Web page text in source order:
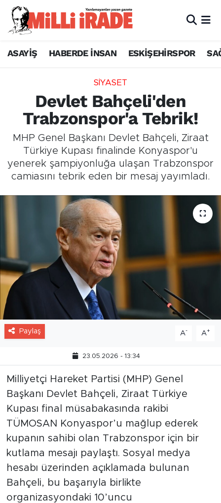
ASAYİŞ HABERDE İNSAN ESKİŞEHİRSPOR
SİYASET
Devlet Bahçeli'den
Trabzonspor'a Tebrik!
MHP Genel Başkanı Devlet Bahçeli, Ziraat
Türkiye Kupası finalinde Konyaspor'u
yenerek şampiyonluğa ulaşan Trabzonspor
camiasını tebrik eden bir mesaj yayımladı.
Paylaş A- A+
23.05.2026 - 13:34
Milliyetçi Hareket Partisi (MHP) Genel
Başkanı Devlet Bahçeli, Ziraat Türkiye
Kupası final müsabakasında rakibi
TÜMOSAN Konyaspor’u mağlup ederek
kupanın sahibi olan Trabzonspor için bir
kutlama mesajı paylaştı. Sosyal medya
hesabı üzerinden açıklamada bulunan
Bahçeli, bu başarıyla birlikte
organizasyondaki 10’uncu